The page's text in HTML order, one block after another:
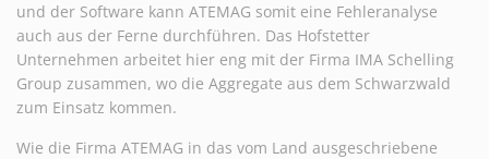
und der Software kann ATEMAG somit eine Fehleranalyse
auch aus der Ferne durchführen. Das Hofstetter
Unternehmen arbeitet hier eng mit der Firma IMA Schelling
Group zusammen, wo die Aggregate aus dem Schwarzwald
zum Einsatz kommen.
Wie die Firma ATEMAG in das vom Land ausgeschriebene